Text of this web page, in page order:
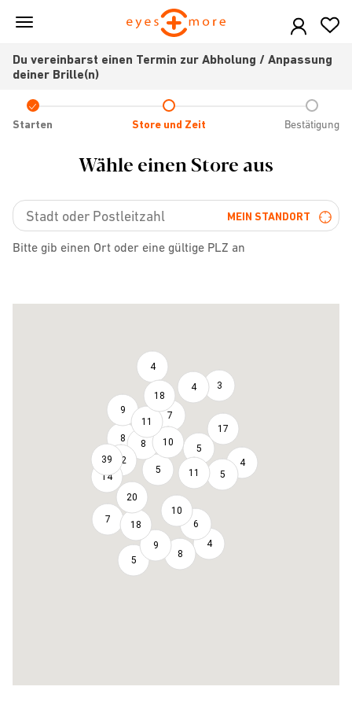
Skip
content
Du vereinbarst einen Termin zur Abholung / Anpassung
deiner Brille(n)
Check
icon
Starten Store und Zeit Bestätigung
Wähle einen Store aus
MEIN STANDORT
Bitte gib einen Ort oder eine gültige PLZ an
9
39
8
4
18
14
11
12
7
8
20
7
10
4
5
18
3
5
5
11
10
9
17
5
8
6
4
4